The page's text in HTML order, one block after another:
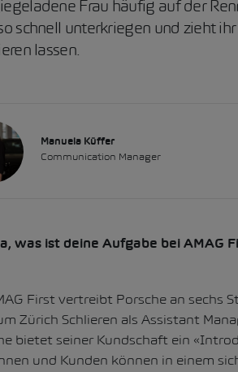
Frau häufig auf der
schnell unterkriegen und zieht
lassen.
Manuela Küffer
Communication Manager
was ist deine Aufgabe bei AMAG
First vertreibt Porsche an sechs
Zürich Schlieren als Assistant
bietet seiner Kundschaft ein
und Kunden können in einem